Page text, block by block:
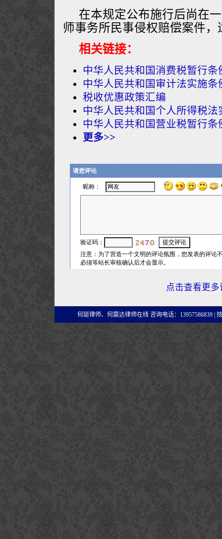
在本规定公布施行后尚在
师事务所民事侵权赔偿案件，
相关链接：
中华人民共和国消费税暂行条
中华人民共和国审计法实施条
税收优惠政策汇编
中华人民共和国个人所得税法
中华人民共和国营业税暂行条
更多>>
点击查看更多
何珽律师、何震达律师在线 咨询电话：13957586839 |